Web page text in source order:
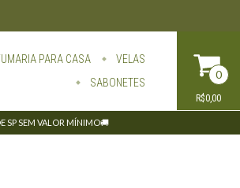
PARA CASA
VELAS
SABONETES
0
R$0,00
SP SEM VALOR MÍNIMO🚚